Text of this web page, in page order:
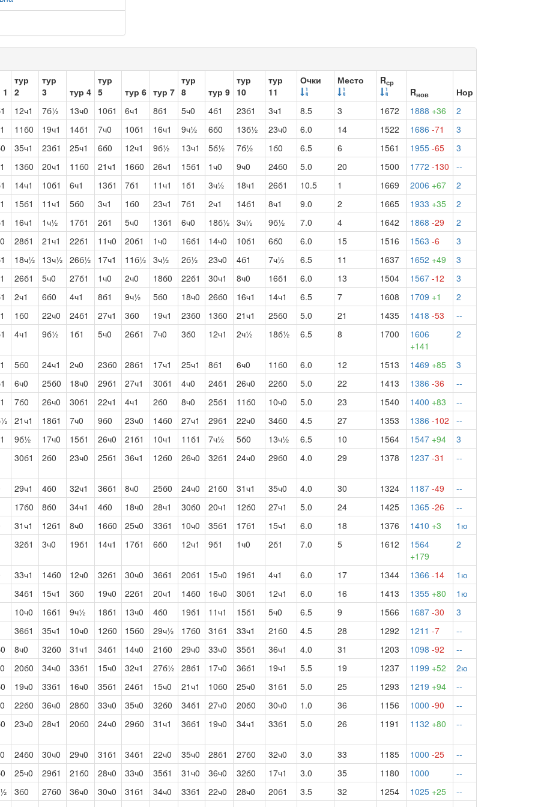
1
тур
2
тур
3
тур 4
тур
5
тур 6 тур 7
тур
8
тур 9
тур
10
тур
11
Очки Место Rср
Rнов
Нор
12ч1 7б½ 13ч0 10б1 6ч1 8б1 5ч0 4б1 23б1 3ч1 8.5 3 1672 1888 +36
2
11б0 19ч1 14б1 7ч0 10б1 16ч1 9ч½ 6б0 13б½ 23ч0 6.0 14 1522 1686 -71
3
35ч1 23б1 25ч1 6б0 12ч1 9б½ 13ч1 5б½ 7б½ 1б0 6.5 6 1561 1955 -65
3
13б0 20ч1 11б0 21ч1 16б0 26ч1 15б1 1ч0 9ч0 24б0 5.0 20 1500 1772 -130
--
14ч1 10б1 6ч1 13б1 7б1 11ч1 1б1 3ч½ 18ч1 26б1 10.5 1 1669 2006 +67
2
15б1 11ч1 5б0 3ч1 1б0 23ч1 7б1 2ч1 14б1 8ч1 9.0 2 1665 1933 +35
2
16ч1 1ч½ 17б1 2б1 5ч0 13б1 6ч0 18б½ 3ч½ 9б½ 7.0 4 1642 1868 -29
2
28б1 21ч1 22б1 11ч0 20б1 1ч0 16б1 14ч0 10б1 6б0 6.0 15 1516 1563 -6
3
18ч½ 13ч½ 26б½ 17ч1 11б½ 3ч½ 2б½ 23ч0 4б1 7ч½ 6.5 11 1637 1652 +49
3
26б1 5ч0 27б1 1ч0 2ч0 18б0 22б1 30ч1 8ч0 16б1 6.0 13 1504 1567 -12
3
2ч1 6б0 4ч1 8б1 9ч½ 5б0 18ч0 26б0 16ч1 14ч1 6.5 7 1608 1709 +1
2
1б0 22ч0 24б1 27ч1 3б0 19ч1 23б0 13б0 21ч1 25б0 5.0 21 1435 1418 -53
--
4ч1 9б½ 1б1 5ч0 26б1 7ч0 3б0 12ч1 2ч½ 18б½ 6.5 8 1700
1606
+141
2
5б0 24ч1 2ч0 23б0 28б1 17ч1 25ч1 8б1 6ч0 11б0 6.0 12 1513 1469 +85
3
6ч0 25б0 18ч0 29б1 27ч1 30б1 4ч0 24б1 26ч0 22б0 5.0 22 1413 1386 -36
--
7б0 26ч0 30б1 22ч1 4ч1 2б0 8ч0 25б1 11б0 10ч0 5.0 23 1540 1400 +83
--
21ч1 18б1 7ч0 9б0 23ч0 14б0 27ч1 29б1 22ч0 34б0 4.5 27 1353 1386 -102
--
9б½ 17ч0 15б1 26ч0 21б1 10ч1 11б1 7ч½ 5б0 13ч½ 6.5 10 1564 1547 +94
3
30б1
2б0 23ч0 25б1 36ч1 12б0 26ч0 32б1 24ч0 29б0 4.0 29 1378 1237 -31 --
29ч1 4б0 32ч1 36б1 8ч0 25б0 24ч0 21б0 31ч1 35ч0 4.0 30 1324 1187 -49
--
17б0
8б0 34ч1 4б0 18ч0 28ч1 30б0 20ч1 12б0 27ч1 5.0 24 1425 1365 -26
--
31ч1 12б1 8ч0 16б0 25ч0 33б1 10ч0 35б1 17б1 15ч1 6.0 18 1376 1410 +3
1ю
32б1
3ч0 19б1 14ч1 17б1 6б0 12ч1 9б1 1ч0 2б1 7.0 5 1612
1564
+179
2
33ч1 14б0 12ч0 32б1 30ч0 36б1 20б1 15ч0 19б1 4ч1 6.0 17 1344 1366 -14
1ю
34б1
15ч1 3б0 19ч0 22б1 20ч1 14б0 16ч0 30б1 12ч1 6.0 16 1413 1355 +80
1ю
10ч0 16б1 9ч½ 18б1 13ч0 4б0 19б1 11ч1 15б1 5ч0 6.5 9 1566 1687 -30
3
36б1
35ч1 10ч0 12б0 15б0 29ч½ 17б0 31б1 33ч1 21б0 4.5 28 1292 1211 -7
--
8ч0 32б0 31ч1 34б1 14ч0 21б0 29ч0 33ч0 35б1 36ч1 4.0 31 1203 1098 -92
--
20б0 34ч0 33б1 15ч0 32ч1 27б½ 28б1 17ч0 36б1 19ч1 5.5 19 1237 1199 +52
2ю
19ч0 33б1 16ч0 35б1 24б1 15ч0 21ч1 10б0 25ч0 31б1 5.0 25 1293 1219 +94
--
22б0 36ч0 28б0 33ч0 35ч0 32б0 34б1 27ч0 20б0 30ч0 1.0 36 1156 1000 -90
--
23ч0 28ч1 20б0 24ч0 29б0 31ч1 36б1 19ч0 34ч1 33б1 5.0 26 1191 1132 +80 --
24б0 30ч0 29ч0 31б1 34б1 22ч0 35ч0 28б1 27б0 32ч0 3.0 33 1185 1000 -25
--
25ч0 29б1 21б0 28ч0 33ч0 35б1 31ч0 36ч0 32б0 17ч1 3.0 35 1180 1000
--
3б0 27б0 36ч0 30ч0 31б1 34ч0 33б1 22ч0 28ч0 20б1 3.5 32 1254 1025 +25
--